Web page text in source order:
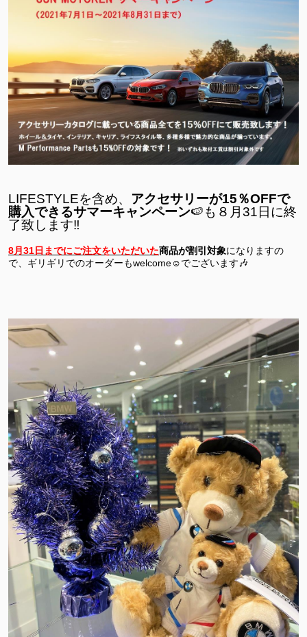
LIFESTYLEを含め、 アクセサリーが15％OFFで
購入できるサマーキャンペーン🍉も ８月 31 日に終
了致します‼
8月 31日までにご注文をいただいた商品が割引対象になりますの
で、ギリギリでのオーダーもwelcome☺でございます🎶